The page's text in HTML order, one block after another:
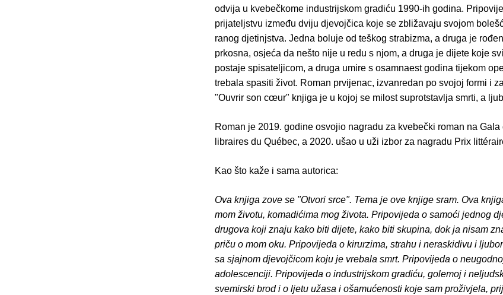
odvija u kvebečkome industrijskom gradiću 1990-ih godina.
prijateljstvu između dviju djevojčica koje se zbližavaju svojom
ranog djetinjstva. Jedna boluje od teškog strabizma, a druga je
prkosna, osjeća da nešto nije u redu s njom, a druga je dijete koje
postaje spisateljicom, a druga umire s osamnaest godina tijekom
trebala spasiti život. Roman prvijenac, izvanredan po svojoj formi i
"Ouvrir son cœur" knjiga je u kojoj se milost suprotstavlja smrti, a
Roman je 2019. godine osvojio nagradu za kvebečki roman na Gala
libraires du Québec, a 2020. ušao u uži izbor za nagradu Prix
Kao što kaže i sama autorica:
Ova knjiga zove se "Otvori srce". Tema je ove knjige sram. Ova
mom životu, komadićima mog života. Pripovijeda o samoći jednog
drugova koji znaju kako biti dijete, kako biti skupina, dok ja nisam
priču o mom oku. Pripovijeda o kirurzima, strahu i neraskidivu i
sa sjajnom djevojčicom koju je vrebala smrt. Pripovijeda o
adolescenciji. Pripovijeda o industrijskom gradiću, golemoj i
svemirski brod i o ljetu užasa i ošamućenosti koje sam proživjela,